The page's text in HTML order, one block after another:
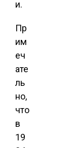
и.
Пр
им
еч
ате
ль
но,
что
в
19